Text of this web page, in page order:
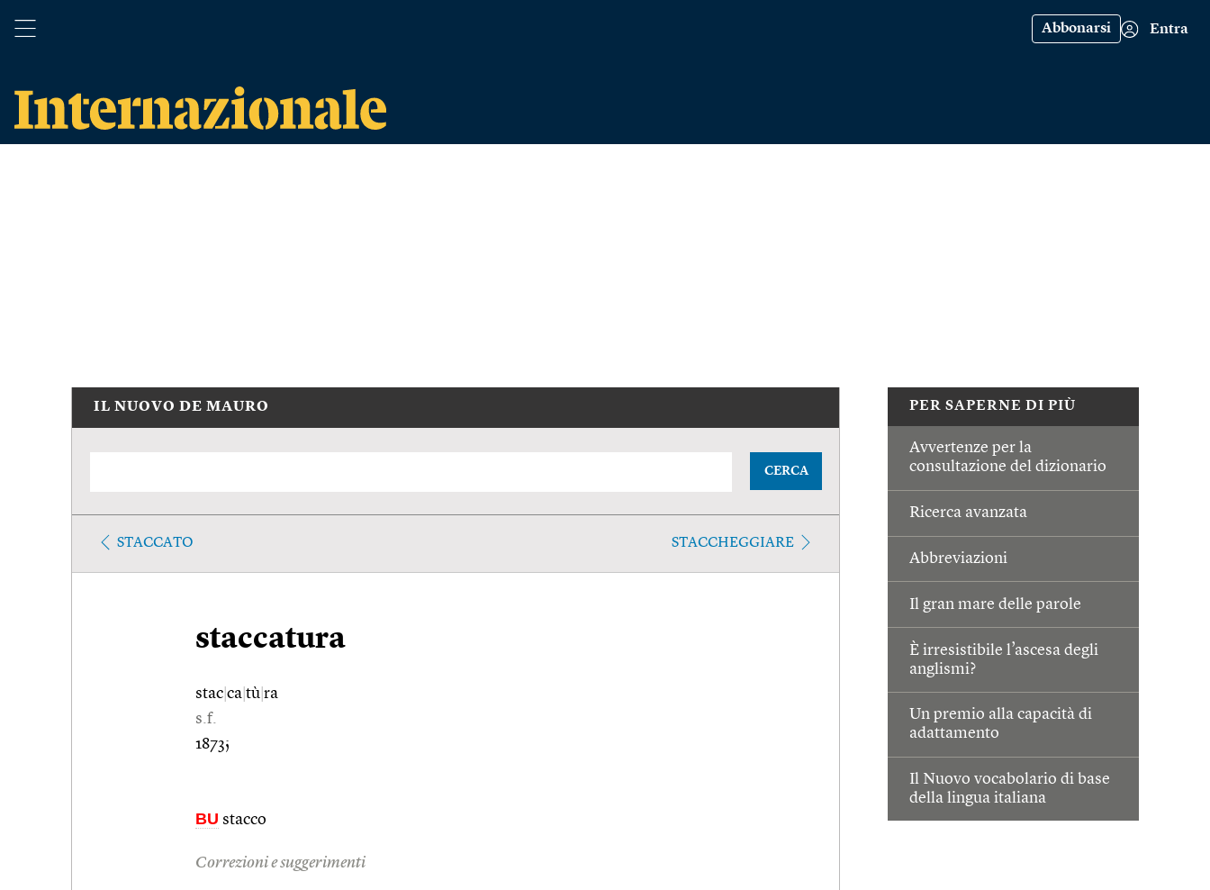
Abbonarsi Entra
PER SAPERNE DI PIÙ
Avvertenze per la
consultazione del dizionario
Ricerca avanzata
Abbreviazioni
Il gran mare delle parole
È irresistibile l’ascesa degli
anglismi?
Un premio alla capacità di
adattamento
Il Nuovo vocabolario di base
della lingua italiana
IL NUOVO DE MAURO
CERCA
STACCATO STACCHEGGIARE
staccatura
stac ca tù ra
s.f.
1873;
BU stacco
Correzioni e suggerimenti